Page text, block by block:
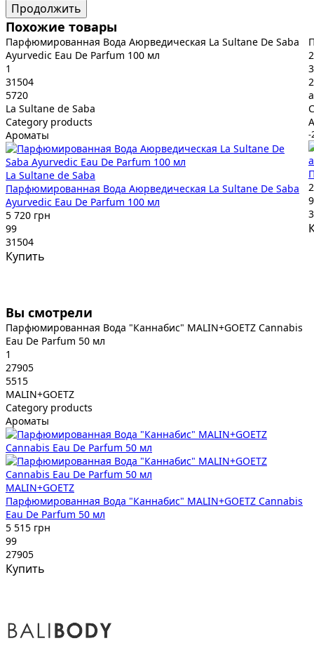
Продолжить
Похожие товары
Парфюмированная Вода Аюрведическая La Sultane De Saba
Ayurvedic Eau De Parfum 100 мл
1
31504
5720
La Sultane de Saba
Category products
Ароматы
La Sultane de Saba
Парфюмированная Вода Аюрведическая La Sultane De Saba
Ayurvedic Eau De Parfum 100 мл
5 720 грн
99
31504
Купить
2
-
Вы смотрели
Парфюмированная Вода "Каннабис" MALIN+GOETZ Cannabis
Eau De Parfum 50 мл
1
27905
5515
MALIN+GOETZ
Category products
Ароматы
MALIN+GOETZ
Парфюмированная Вода "Каннабис" MALIN+GOETZ Cannabis
Eau De Parfum 50 мл
5 515 грн
99
27905
Купить